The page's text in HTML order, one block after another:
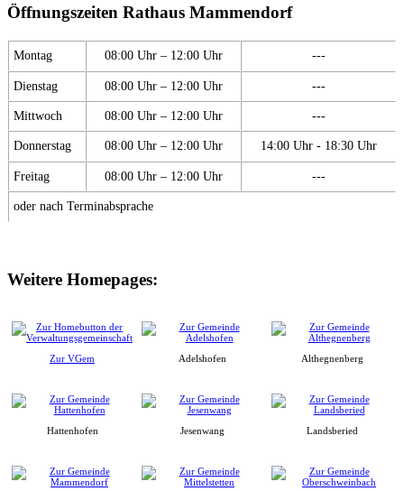
Öffnungszeiten Rathaus Mammendorf
Montag 08:00 Uhr – 12:00 Uhr ---
Dienstag 08:00 Uhr – 12:00 Uhr ---
Mittwoch 08:00 Uhr – 12:00 Uhr ---
Donnerstag 08:00 Uhr – 12:00 Uhr 14:00 Uhr - 18:30 Uhr
Freitag 08:00 Uhr – 12:00 Uhr ---
oder nach Terminabsprache
Weitere Homepages:
Zur VGem Adelshofen Althegnenberg
Hattenhofen Jesenwang Landsberied